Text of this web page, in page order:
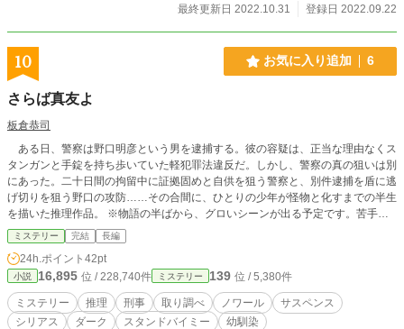
───────────── ■表紙・「Canva」にて制作 ■作中資最終更新日 2022.10.31
登録日 2022.09.22
10 お気に入り追加 6
さらば真友よ
板倉恭司
ある日、警察は野口明彦という男を逮捕する。彼の容疑は、正当な理由なくス
タンガンと手錠を持ち歩いていた軽犯罪法違反だ。しかし、警察の真の狙いは別
にあった。二十日間の拘留中に証拠固めと自供を狙う警察と、別件逮捕を盾に逃
げ切りを狙う野口の攻防……その合間に、ひとりの少年が怪物と化すまでの半生
を描いた推理作品。 ※物語の半ばから、グロいシーンが出る予定です。苦手な
方は注意してください。
ミステリー 完結 長編
24h.ポイント 42pt
小説 16,895 位 / 228,740件 ミステリー 139 位 / 5,380件
ミステリー 推理 刑事 取り調べ ノワール
サスペンス
シリアス
ダーク スタンドバイミー 幼馴染